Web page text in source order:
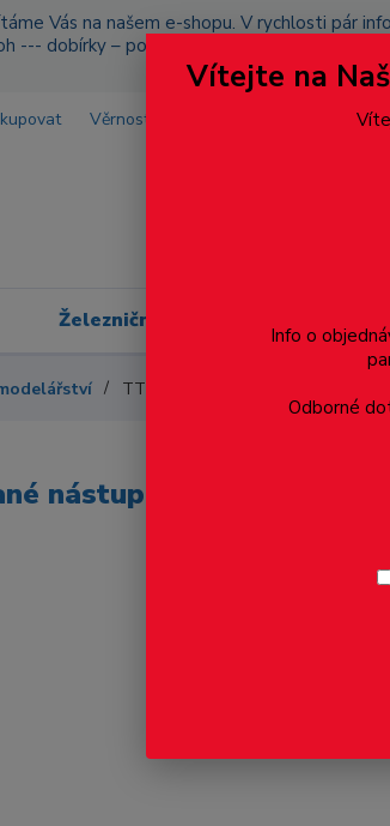
Vás na našem e-shopu. V rychlosti pár
--- dobírky – pokud si z nějakého důvodu
Věrnostní program Doprava a
Železniční modelářství
TT – Sypané nástupiště -
nástupiště -
Vítejte na
Info o
Odborné